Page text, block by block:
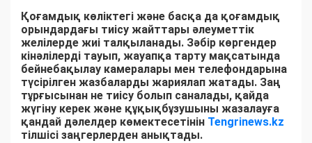
Қоғамдық көліктегі және басқа да қоғамдық
орындардағы тиісу жайттары әлеуметтік
желілерде жиі талқыланады. Зәбір көргендер
кінәлілерді тауып, жауапқа тарту мақсатында
бейнебақылау камералары мен телефондарына
түсірілген жазбаларды жариялап жатады. Заң
тұрғысынан не тиісу болып саналады, қайда
жүгіну керек және құқықбұзушыны жазалауға
қандай дәлелдер көмектесетінін Tengrinews.kz
тілшісі заңгерлерден анықтады.